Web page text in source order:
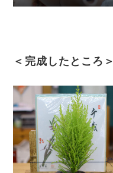
＜完成したところ＞